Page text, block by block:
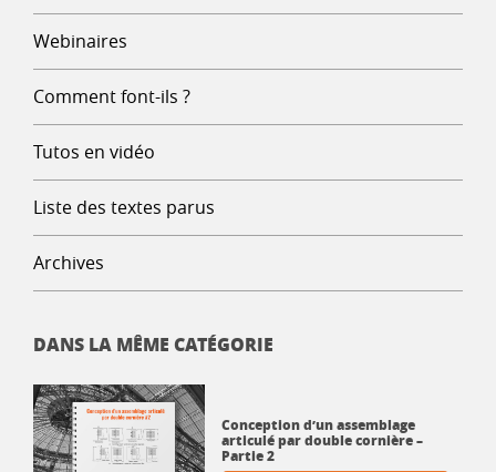
Webinaires
Comment font-ils ?
Tutos en vidéo
Liste des textes parus
Archives
DANS LA MÊME CATÉGORIE
Conception d’un assemblage
articulé par double cornière –
Partie 2